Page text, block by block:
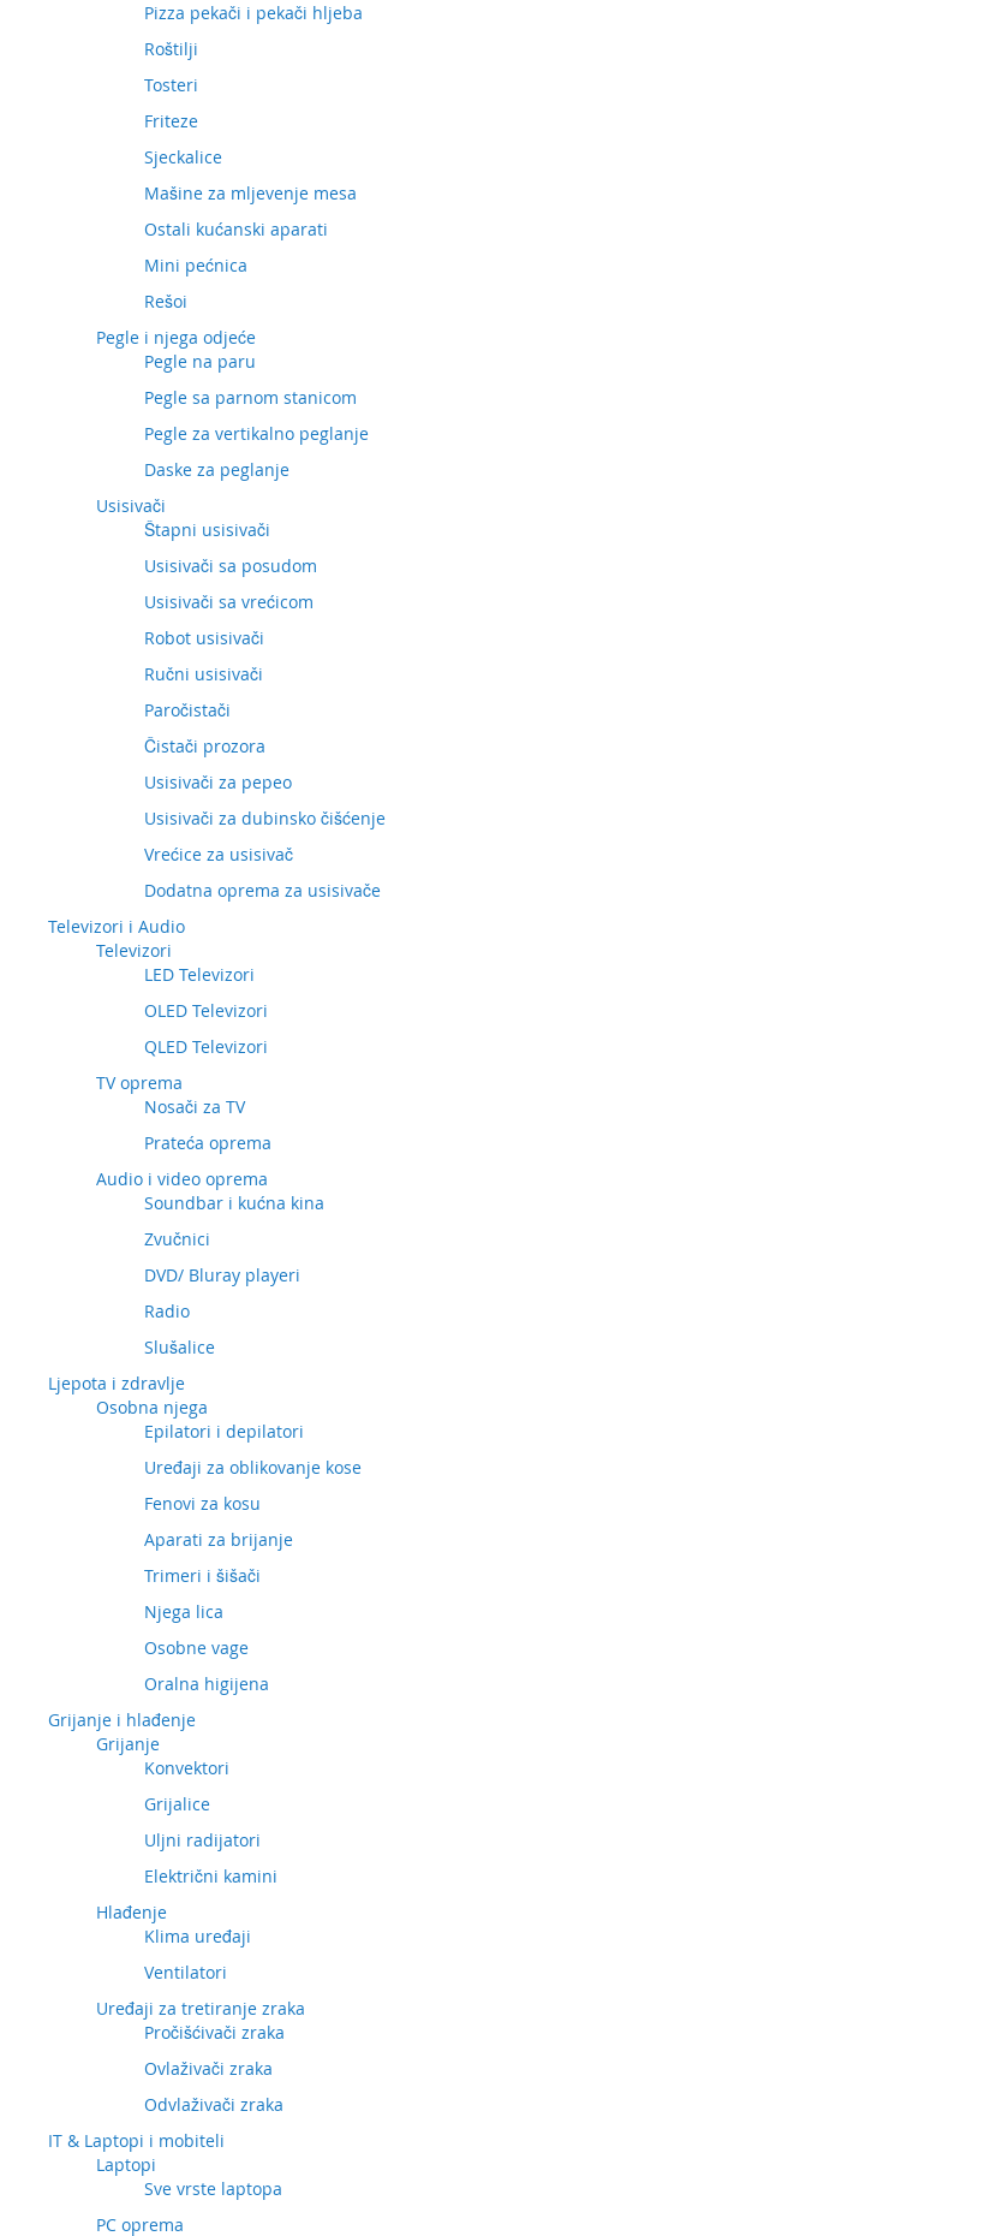
Pizza pekači i pekači hljeba
Roštilji
Tosteri
Friteze
Sjeckalice
Mašine za mljevenje mesa
Ostali kućanski aparati
Mini pećnica
Rešoi
Pegle i njega odjeće
Pegle na paru
Pegle sa parnom stanicom
Pegle za vertikalno peglanje
Daske za peglanje
Usisivači
Štapni usisivači
Usisivači sa posudom
Usisivači sa vrećicom
Robot usisivači
Ručni usisivači
Paročistači
Čistači prozora
Usisivači za pepeo
Usisivači za dubinsko čišćenje
Vrećice za usisivač
Dodatna oprema za usisivače
Televizori i Audio
Televizori
LED Televizori
OLED Televizori
QLED Televizori
TV oprema
Nosači za TV
Prateća oprema
Audio i video oprema
Soundbar i kućna kina
Zvučnici
DVD/ Bluray playeri
Radio
Slušalice
Ljepota i zdravlje
Osobna njega
Epilatori i depilatori
Uređaji za oblikovanje kose
Fenovi za kosu
Aparati za brijanje
Trimeri i šišači
Njega lica
Osobne vage
Oralna higijena
Grijanje i hlađenje
Grijanje
Konvektori
Grijalice
Uljni radijatori
Električni kamini
Hlađenje
Klima uređaji
Ventilatori
Uređaji za tretiranje zraka
Pročišćivači zraka
Ovlaživači zraka
Odvlaživači zraka
IT & Laptopi i mobiteli
Laptopi
Sve vrste laptopa
PC oprema